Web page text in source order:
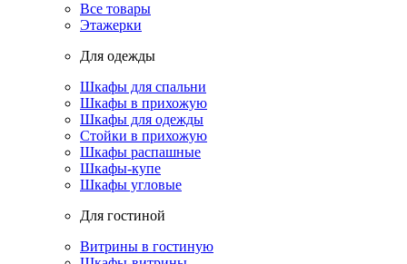
Все товары
Этажерки
Для одежды
Шкафы для спальни
Шкафы в прихожую
Шкафы для одежды
Стойки в прихожую
Шкафы распашные
Шкафы-купе
Шкафы угловые
Для гостиной
Витрины в гостиную